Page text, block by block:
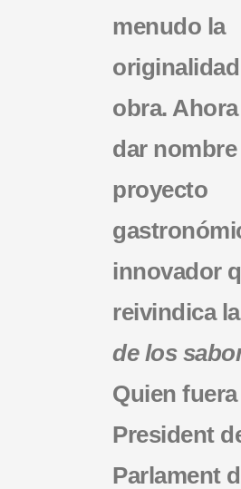
menudo la
obra.
dar nombre
proyecto
innovador
reivindica la
de los
Quien fuera
President
Parlament